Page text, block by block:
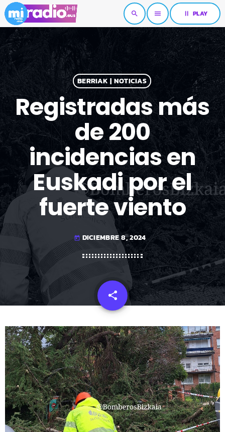
search menu pause PLAY
BERRIAK | NOTICIAS
Registradas más
de 200
incidencias en
Euskadi por el
fuerte viento
today DICIEMBRE 8, 2024
share
email